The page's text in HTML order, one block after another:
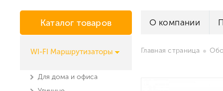
Каталог товаров
WI-FI Маршрутизаторы
Для дома и офиса
О компании
Главная страница